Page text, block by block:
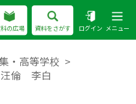
の広場 資料をさがす ログイン メニュー
・高等学校
倫 李白